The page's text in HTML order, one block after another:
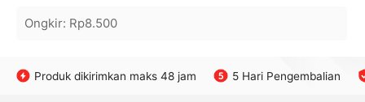
Ongkir: Rp8.500
Produk dikirimkan maks 48 jam 5 Hari Pengembalian